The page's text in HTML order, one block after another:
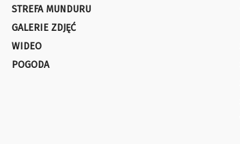
STREFA MUNDURU
GALERIE ZDJĘĆ
WIDEO
POGODA